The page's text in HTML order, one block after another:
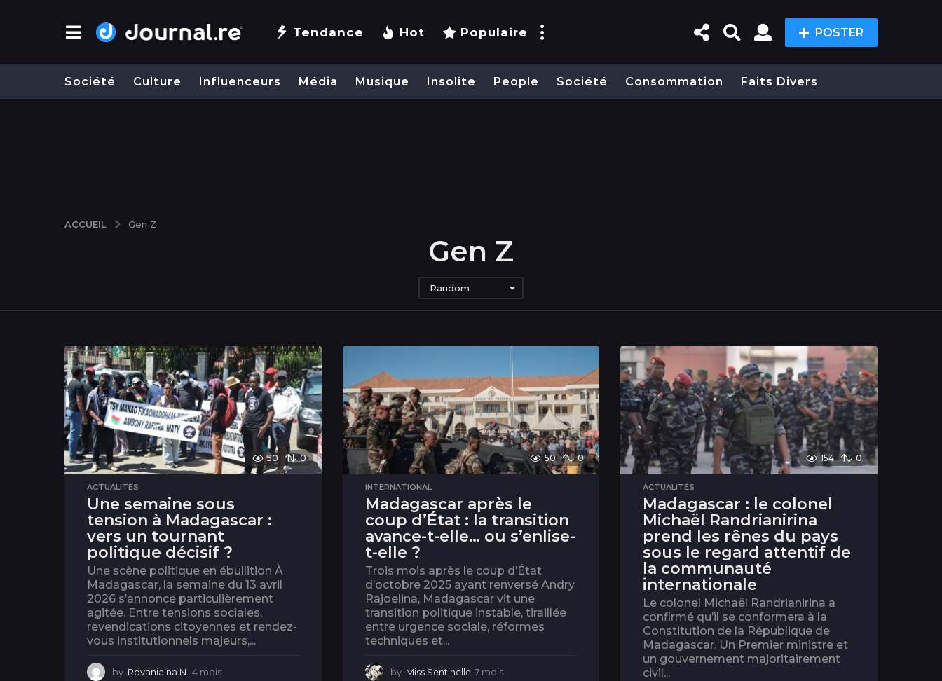
Tendance Hot Populaire POSTER
Société Culture Influenceurs Média Musique Insolite People Société Consommation Faits Divers
ACCUEIL Gen Z
Gen Z
Random
50 0
ACTUALITÉS
Une semaine sous
tension à Madagascar :
vers un tournant
politique décisif ?
Une scène politique en ébullition À
Madagascar, la semaine du 13 avril
2026 s’annonce particulièrement
agitée. Entre tensions sociales,
revendications citoyennes et rendez-
vous institutionnels majeurs,...
by Rovaniaina N. 4 mois
50 0
INTERNATIONAL
Madagascar après le
coup d’État : la transition
avance-t-elle… ou s’enlise-
t-elle ?
Trois mois après le coup d’État
d’octobre 2025 ayant renversé Andry
Rajoelina, Madagascar vit une
transition politique instable, tiraillée
entre urgence sociale, réformes
techniques et...
by Miss Sentinelle 7 mois7
154 0
ACTUALITÉS
Madagascar : le colonel
Michaël Randrianirina
prend les rênes du pays
sous le regard attentif de
la communauté
internationale
Le colonel Michaël Randrianirina a
confirmé qu’il se conformera à la
Constitution de la République de
Madagascar. Un Premier ministre et
un gouvernement majoritairement
civil...